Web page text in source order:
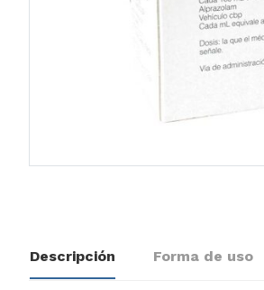
Descripción Forma de uso